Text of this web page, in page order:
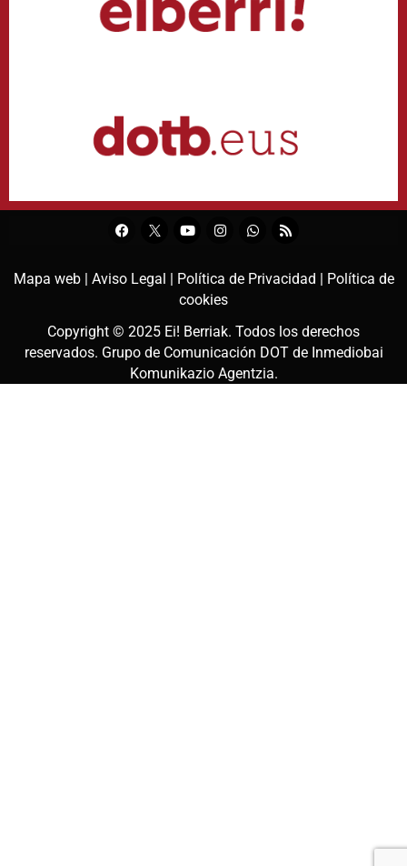
Mapa web | Aviso Legal | Política de Privacidad | Política de
cookies
Copyright © 2025 Ei! Berriak. Todos los derechos
reservados. Grupo de Comunicación DOT de Inmediobai
Komunikazio Agentzia.